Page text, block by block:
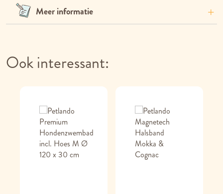
Meer informatie
Ook interessant: